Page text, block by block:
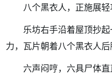
八个黑衣人，正施展轻
乐坊右手沿着屋顶抄
力，瓦片朝着八个黑衣人后
六声闷哼，六具尸体直